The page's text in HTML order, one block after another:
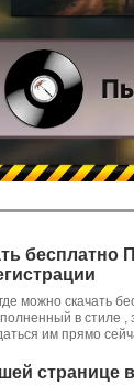
бесплатно
можно скачать
в стиле
им прямо
странице